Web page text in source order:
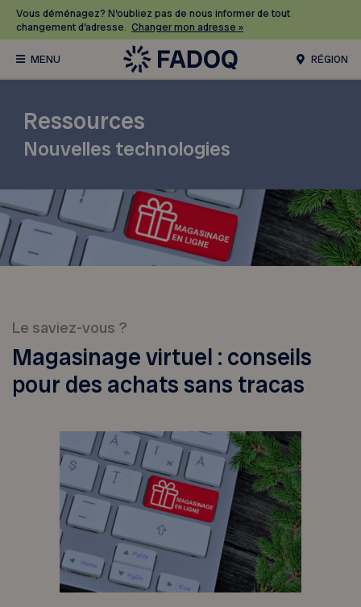
Vous déménagez? N’oubliez pas de nous informer de tout
changement d’adresse. Changer mon adresse »
RÉGION
Ressources
Nouvelles technologies
Le saviez-vous ?
Magasinage virtuel : conseils
pour des achats sans tracas